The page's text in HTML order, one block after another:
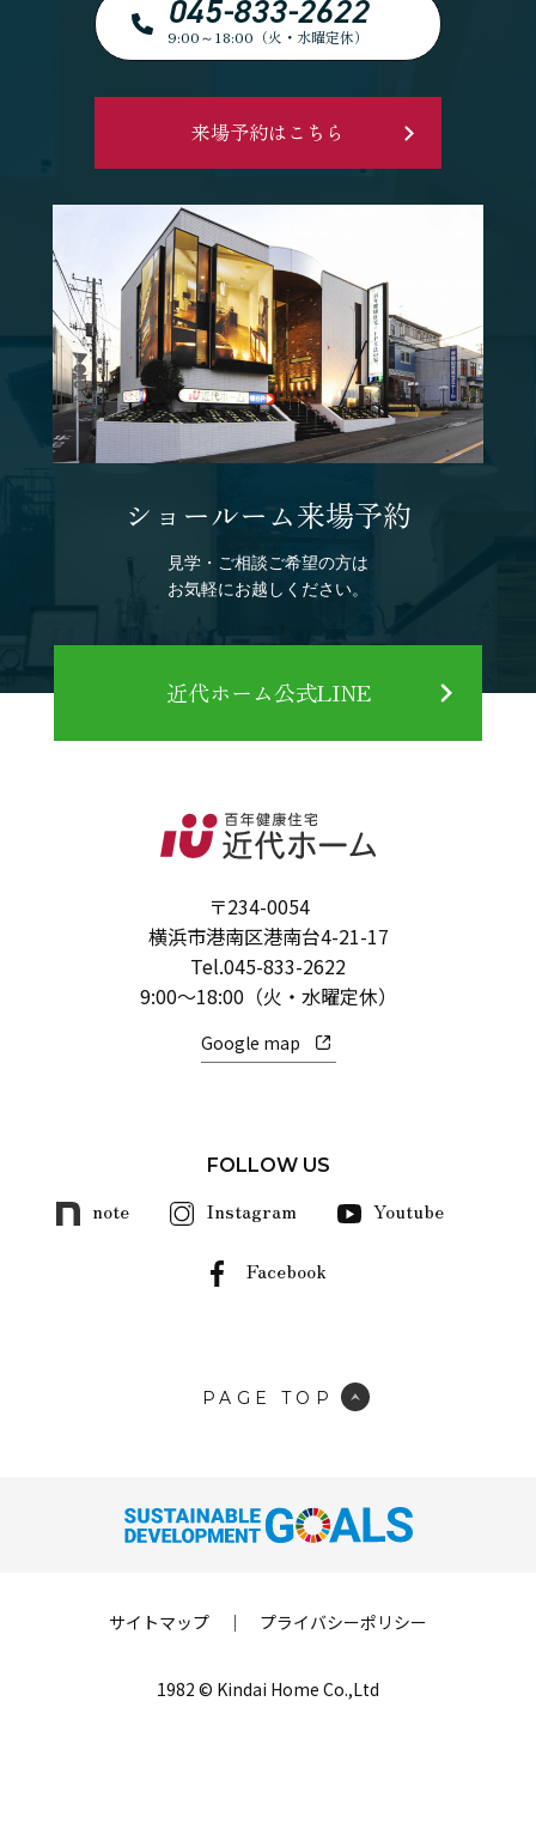
045-833-2622
9:00～18:00（火・水曜定休）
来場予約はこちら
ショールーム来場予約
見学・ご相談ご希望の方は
お気軽にお越しください。
近代ホーム公式LINE
〒234-0054
横浜市港南区港南台4-21-17
Tel.045-833-2622
9:00～18:00（火・水曜定休）
Google map
FOLLOW US
note Instagram Youtube
Facebook
PAGE TOP
サイトマップ ｜ プライバシーポリシー
1982 © Kindai Home Co.,Ltd